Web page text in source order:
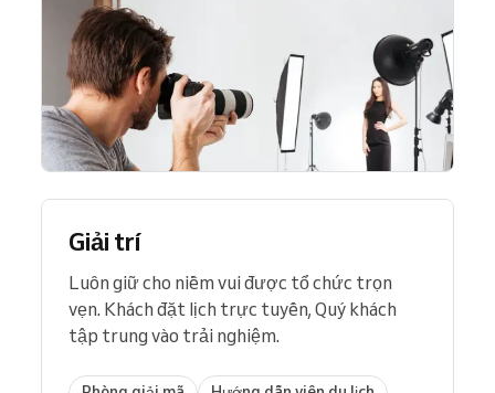
Giải trí
Luôn giữ cho niềm vui được tổ chức trọn
vẹn. Khách đặt lịch trực tuyến, Quý khách
tập trung vào trải nghiệm.